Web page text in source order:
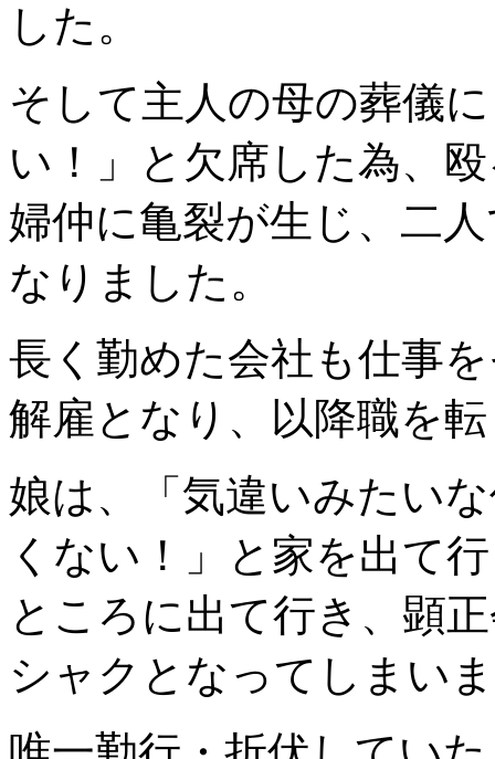
した。
そして主人の母の葬儀
い！」と欠席した為、
婦仲に亀裂が生じ、二
なりました。
長く勤めた会社も仕事
解雇となり、以降職を
娘は、「気違いみたい
くない！」と家を出て
ところに出て行き、顕
シャクとなってしまい